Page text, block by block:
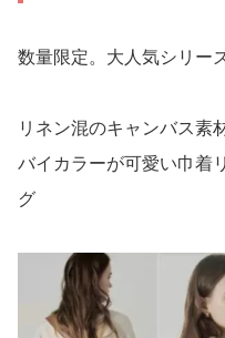
数量限定。大人気シリー
リネン混のキャンバス素
バイカラーが可愛い巾着
グ